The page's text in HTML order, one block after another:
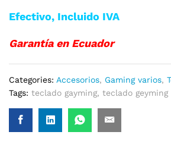
Efectivo, Incluido IVA
Garantía en Ecuador
Categories: Accesorios, Gaming varios,
Tags: teclado gayming, teclado geyming